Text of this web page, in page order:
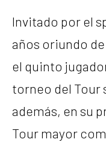
Invitado por el
años oriundo
el quinto
torneo del Tour
además, en su
Tour mayor